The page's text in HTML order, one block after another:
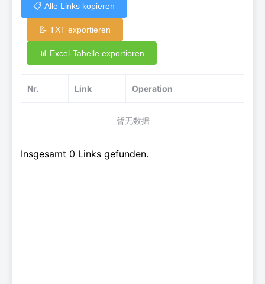
📋 Alle Links kopieren
📝 TXT exportieren
📊 Excel-Tabelle exportieren
Nr. Link Operation
暂无数据
Insgesamt 0 Links gefunden.